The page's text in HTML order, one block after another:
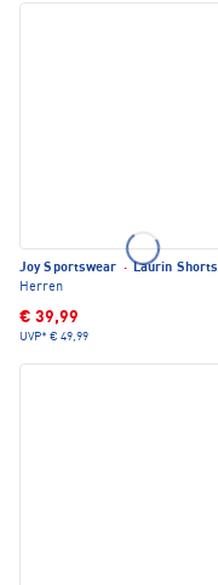
Joy Sportswear · Laurin Shorts
Herren
€ 39,99
UVP* € 49,99